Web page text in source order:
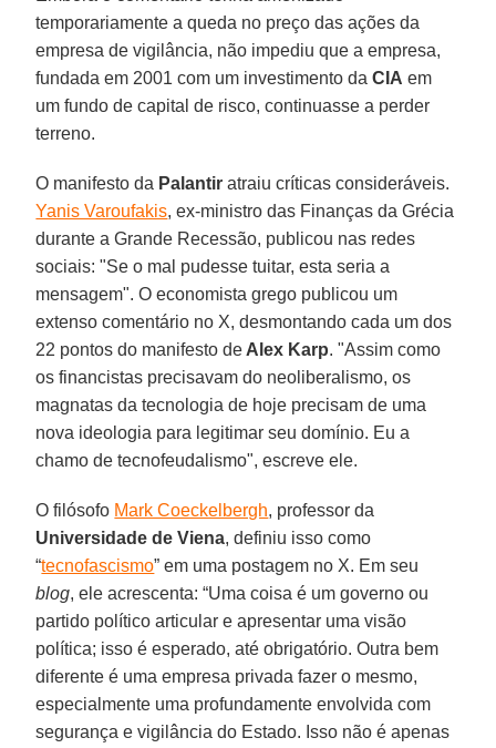
temporariamente a queda no preço das ações da
empresa de vigilância, não impediu que a empresa,
fundada em 2001 com um investimento daCIA em
um fundo de capital de risco, continuasse a perder
terreno.
O manifesto da Palantir atraiu críticas consideráveis.
Yanis Varoufakis, ex-ministro das Finanças da Grécia
durante a Grande Recessão, publicou nas redes
sociais: "Se o mal pudesse tuitar, esta seria a
mensagem". O economista grego publicou um
extenso comentário no X, desmontando cada um dos
22 pontos do manifesto de Alex Karp. "Assim como
os financistas precisavam do neoliberalismo, os
magnatas da tecnologia de hoje precisam de uma
nova ideologia para legitimar seu domínio. Eu a
chamo de tecnofeudalismo", escreve ele.
O filósofo Mark Coeckelbergh, professor da
Universidade de Viena, definiu isso como
“tecnofascismo” em uma postagem no X. Em seu
blog, ele acrescenta: “Uma coisa é um governo ou
partido político articular e apresentar uma visão
política; isso é esperado, até obrigatório. Outra bem
diferente é uma empresa privada fazer o mesmo,
especialmente uma profundamente envolvida com
segurança e vigilância do Estado. Isso não é apenas